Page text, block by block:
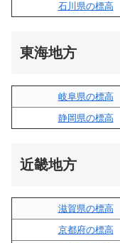
石川県の標高
東海地方
岐阜県の標高
静岡県の標高
近畿地方
滋賀県の標高
京都府の標高